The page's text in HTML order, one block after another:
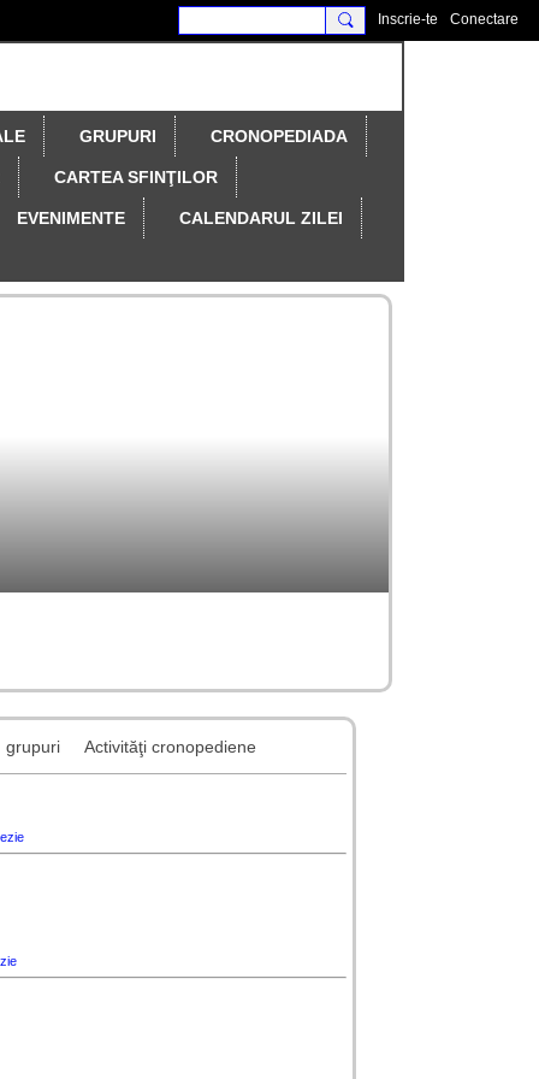
Inscrie-te Conectare
GRUPURI CRONOPEDIADA
CARTEA SFINŢILOR
EVENIMENTE CALENDARUL ZILEI
grupuri Activităţi cronopediene